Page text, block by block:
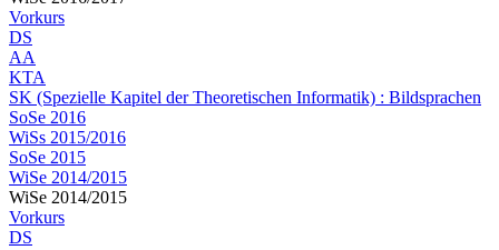
Vorkurs
DS
AA
KTA
SK (Spezielle Kapitel der Theoretischen Informatik) : Bildsprachen
SoSe 2016
WiSs 2015/2016
SoSe 2015
WiSe 2014/2015
WiSe 2014/2015
Vorkurs
DS